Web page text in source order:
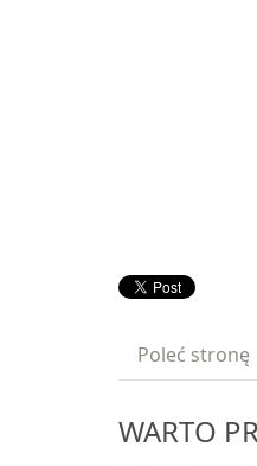
Poleć stronę
WARTO